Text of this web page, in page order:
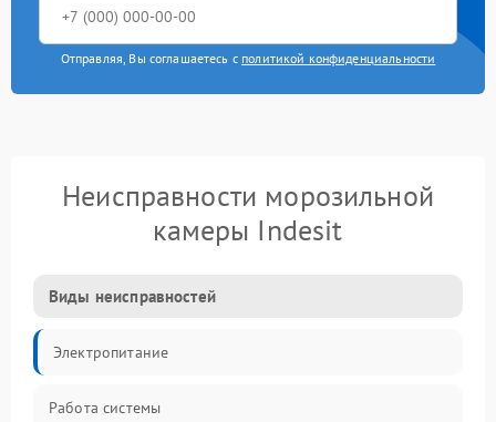
Отправляя, Вы соглашаетесь с политикой конфиденциальности
Неисправности морозильной
камеры Indesit
Виды неисправностей
Электропитание
Работа системы